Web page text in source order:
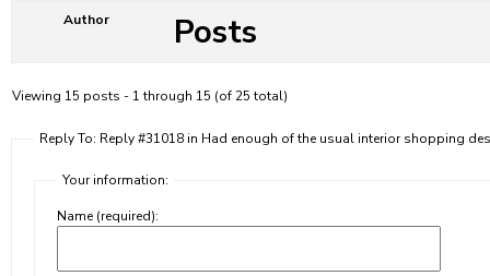
Author Posts
Viewing 15 posts - 1 through 15 (of 25 total)
Reply To: Reply #31018 in Had enough of the usual interior shopping
Your information:
Name (required):